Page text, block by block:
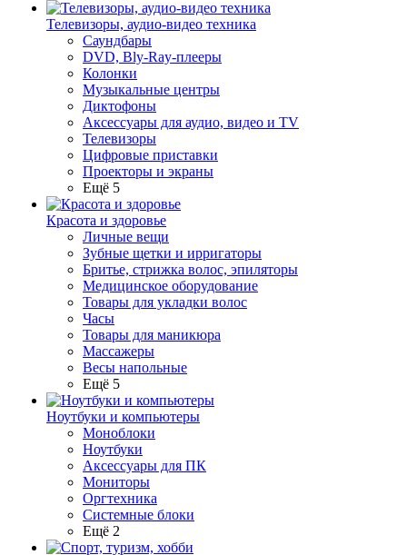
Телевизоры, аудио-видео техника
Саундбары
DVD, Bly-Ray-плееры
Колонки
Музыкальные центры
Диктофоны
Аксессуары для аудио, видео и TV
Телевизоры
Цифровые приставки
Проекторы и экраны
Ещё 5
Красота и здоровье
Личные вещи
Зубные щетки и ирригаторы
Бритье, стрижка волос, эпиляторы
Медицинское оборудование
Товары для укладки волос
Часы
Товары для маникюра
Массажеры
Весы напольные
Ещё 5
Ноутбуки и компьютеры
Моноблоки
Ноутбуки
Аксессуары для ПК
Мониторы
Оргтехника
Системные блоки
Ещё 2